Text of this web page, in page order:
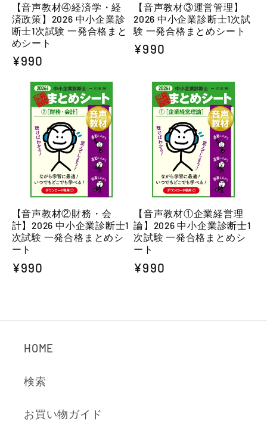
【音声教材④経済学・経
済政策】2026 中小企業診
断士1次試験 一発合格まと
めシート
通
¥990
【音声教材③運営管理】
2026 中小企業診断士1次試
験 一発合格まとめシート
通
¥990
【音声教材②財務・会
計】2026 中小企業診断士1
次試験 一発合格まとめシ
ート
通
¥990
【音声教材①企業経営理
論】2026 中小企業診断士1
次試験 一発合格まとめシ
ート
通
¥990
HOME
検索
お買い物ガイド